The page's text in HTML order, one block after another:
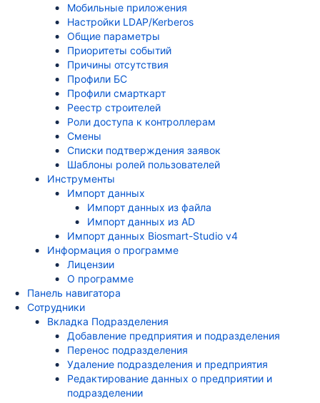
Мобильные приложения
Настройки LDAP/Kerberos
Общие параметры
Приоритеты событий
Причины отсутствия
Профили БС
Профили смарткарт
Реестр строителей
Роли доступа к контроллерам
Смены
Списки подтверждения заявок
Шаблоны ролей пользователей
Инструменты
Импорт данных
Импорт данных из файла
Импорт данных из AD
Импорт данных Biosmart-Studio v4
Информация о программе
Лицензии
О программе
Панель навигатора
Сотрудники
Вкладка Подразделения
Добавление предприятия и подразделения
Перенос подразделения
Удаление подразделения и предприятия
Редактирование данных о предприятии и
подразделении